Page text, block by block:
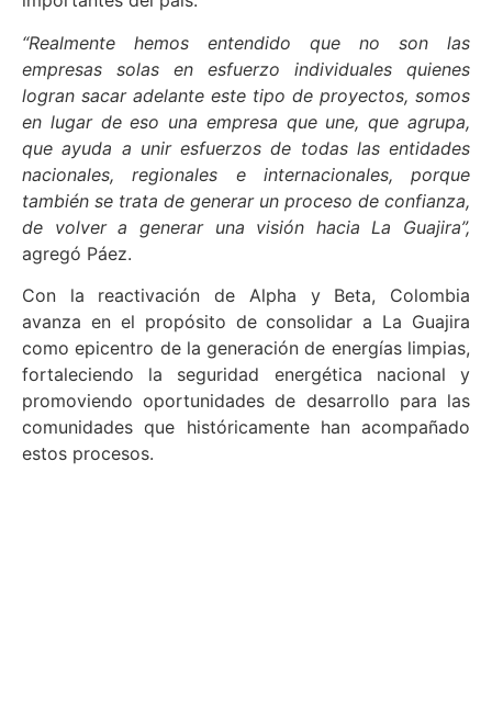
“Realmente hemos entendido que no son las
empresas solas en esfuerzo individuales quienes
logran sacar adelante este tipo de proyectos, somos
en lugar de eso una empresa que une, que agrupa,
que ayuda a unir esfuerzos de todas las entidades
nacionales, regionales e internacionales, porque
también se trata de generar un proceso de confianza,
de volver a generar una visión hacia La Guajira”,
agregó Páez.
Con la reactivación de Alpha y Beta, Colombia
avanza en el propósito de consolidar a La Guajira
como epicentro de la generación de energías limpias,
fortaleciendo la seguridad energética nacional y
promoviendo oportunidades de desarrollo para las
comunidades que históricamente han acompañado
estos procesos.